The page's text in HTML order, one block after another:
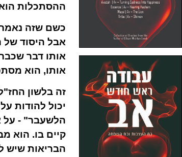
ההסתכלות
כשם שזה
אבל היסוד של
אותו דבר
אותו, הוא
זה בלשון
יכול להודות
הלשעבר" - על
קיים בו. הוא
הבריאות שיש